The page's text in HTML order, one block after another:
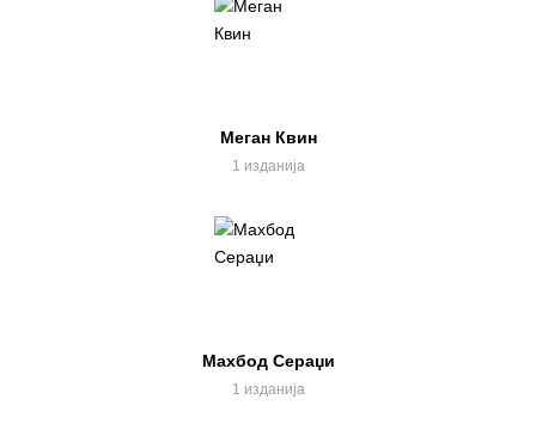
Меган Квин
1 изданија
Махбод Сераџи
1 изданија